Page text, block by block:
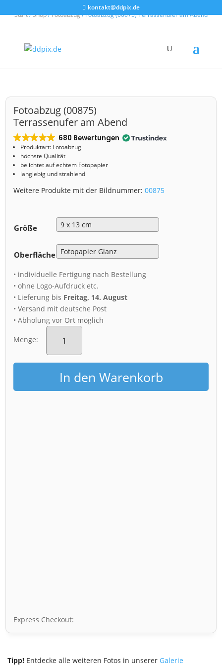
kontakt@ddpix.de
Start/Shop/Fotoabzug/ Fotoabzug (00875) Terrassenufer am Abend
Fotoabzug (00875)
Terrassenufer am Abend
680 Bewertungen
Produktart: Fotoabzug
höchste Qualität
belichtet auf echtem Fotopapier
langlebig und strahlend
Weitere Produkte mit der Bildnummer:00875
Größe
Oberfläche
• individuelle Fertigung nach Bestellung
• ohne Logo-Aufdruck etc.
• Lieferung bis Freitag, 14. August
• Versand mit deutsche Post
• Abholung vor Ort möglich
Menge:
Fotoabzug
(00875)
am
Abend
MengeIn den Warenkorb
Express Checkout:
Tipp! Entdecke alle weiteren Fotos in unserer Galerie